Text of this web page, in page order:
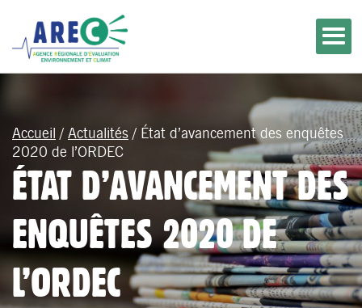
Accueil / Actualités / État d’avancement des enquêtes
2020 de l’ORDEC
ÉTAT D’AVANCEMENT DES
ENQUÊTES 2020 DE
L’ORDEC